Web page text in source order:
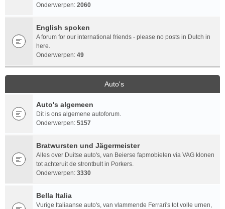
Onderwerpen: 2060
English spoken
A forum for our international friends - please no posts in Dutch in
here.
Onderwerpen: 49
Auto's
Auto's algemeen
Dit is ons algemene autoforum.
Onderwerpen: 5157
Bratwursten und Jägermeister
Alles over Duitse auto's, van Beierse fapmobielen via VAG klonen
tot achteruit de strontbult in Porkers.
Onderwerpen: 3330
Bella Italia
Vurige Italiaanse auto's, van vlammende Ferrari's tot volle urnen,